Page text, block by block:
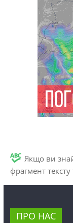
Якщо ви
фрагмент тексту
ПРО НАС